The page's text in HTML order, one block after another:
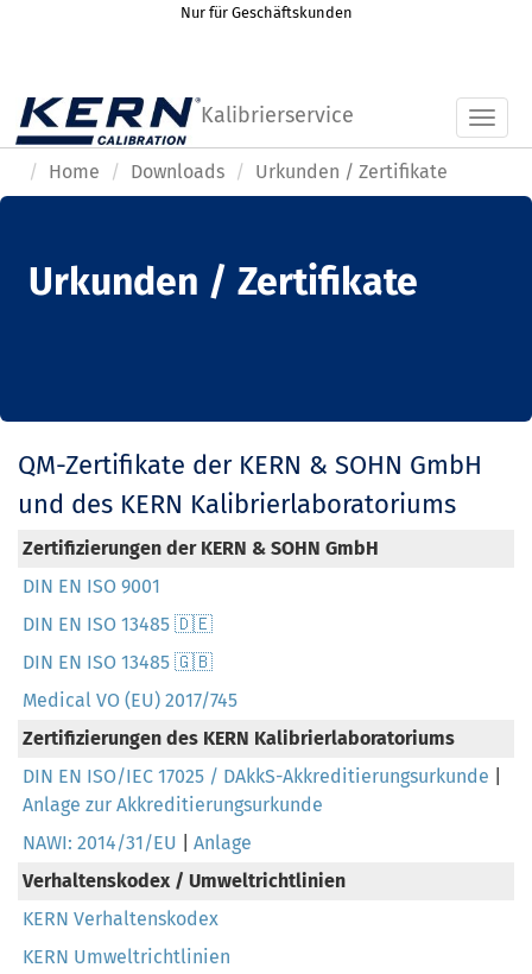
Nur für Geschäftskunden
Kalibrierservice
Home Downloads Urkunden / Zertifikate
Urkunden / Zertifikate
QM-Zertifikate der KERN & SOHN GmbH
und des KERN Kalibrierlaboratoriums
Zertifizierungen der KERN & SOHN GmbH
DIN EN ISO 9001
DIN EN ISO 13485 🇩🇪
DIN EN ISO 13485 🇬🇧
Medical VO (EU) 2017/745
Zertifizierungen des KERN Kalibrierlaboratoriums
DIN EN ISO/IEC 17025 / DAkkS-Akkreditierungsurkunde
Anlage zur Akkreditierungsurkunde
NAWI: 2014/31/EU
Anlage
Verhaltenskodex / Umweltrichtlinien
KERN Verhaltenskodex
KERN Umweltrichtlinien